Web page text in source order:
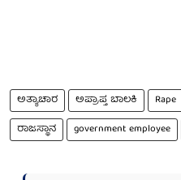
ಅತ್ಯಾಚಾರ ಅಪ್ರಾಪ್ತ ಬಾಲಕಿ Rape
ರಾಜಸ್ಥಾನ
government employee